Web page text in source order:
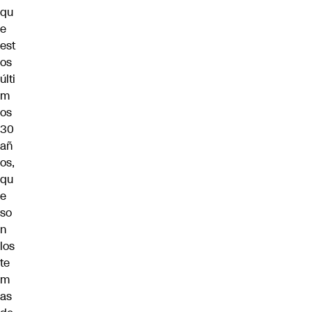
qu
e
est
os
últi
m
os
30
añ
os,
qu
e
so
n
los
te
m
as